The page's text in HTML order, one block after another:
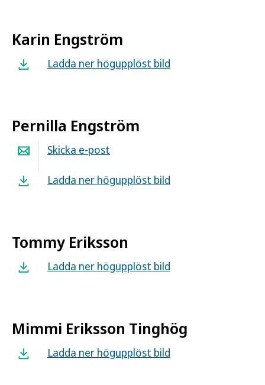
Karin Engström
Ladda ner högupplöst bild
Pernilla Engström
Skicka e-post
Ladda ner högupplöst bild
Tommy Eriksson
Ladda ner högupplöst bild
Mimmi Eriksson Tinghög
Ladda ner högupplöst bild